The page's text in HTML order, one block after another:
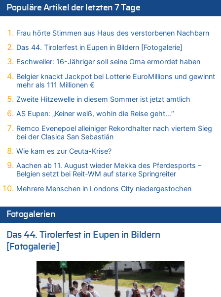
08.08.2026 - 17:45 von Der Alte zu
08.08.2026 - 17:43 von Der Alte zu
Leipzig, Mechernich und die Frage: Wer steckt hinter den
Zweite Hitzewelle in diesem Sommer ist jetzt amtlich
Leipzig, Mechernich und die Frage: Wer steckt hinter den
Drohnen mit Strengstoff? War es Russland?
08.08.2026 - 15:34 von JoKrings zu
Leipzig, Mechernich und die Frage: Wer steckt hinter den
Mehrere Menschen in Londons City niedergestochen
Leipzig, Mechernich und die Frage: Wer steckt hinter den
08.08.2026 - 14:54 von Alfons van Compernolle zu
mehr als 111 Millionen €
08.08.2026 - 14:47 von Peer Wermuth zu
Drohnen mit Strengstoff? War es Russland?
08.08.2026 - 14:29 von Achso Dax zu
In Belgien missachten zwei von drei Autofahrern das
Populäre Artikel der letzten 7 Tage
Frau hörte Stimmen aus Haus des verstorbenen Nachbarn
Das 44. Tirolerfest in Eupen in Bildern [Fotogalerie]
Eschweiler: 16-Jähriger soll seine Oma ermordet haben
Belgier knackt Jackpot bei Lotterie EuroMillions und gewinnt
mehr als 111 Millionen €
Zweite Hitzewelle in diesem Sommer ist jetzt amtlich
AS Eupen: „Keiner weiß, wohin die Reise geht…“
Remco Evenepoel alleiniger Rekordhalter nach viertem Sieg
bei der Clasica San Sebastián
Wie kam es zur Ceuta-Krise?
Aachen ab 11. August wieder Mekka des Pferdesports –
Belgien setzt bei Reit-WM auf starke Springreiter
Mehrere Menschen in Londons City niedergestochen
Fotogalerien
Das 44. Tirolerfest in Eupen in Bildern
[Fotogalerie]